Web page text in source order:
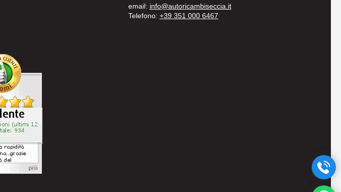
email: info@autoricambiseccia.it
Telefono: +39 351 000 6467